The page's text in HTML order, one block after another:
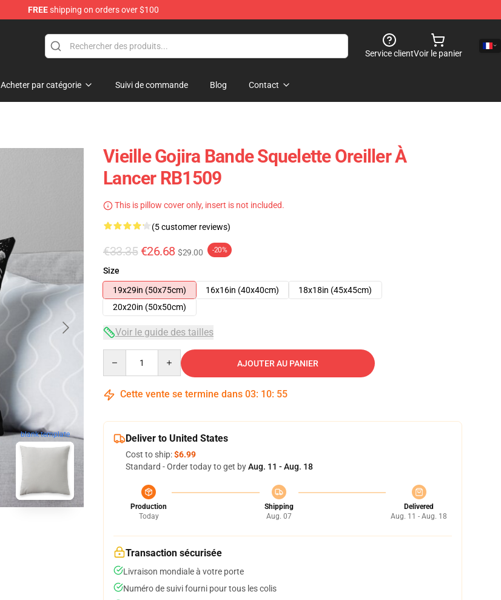
FREEshipping on orders over $100
Service clientVoir le panier
Acheter par catégorie Suivi de commande Blog Contact
blank template
Vieille Gojira Bande Squelette Oreiller À
Lancer RB1509
This is pillow cover only, insert is not included.
(5 customer reviews)
€33.35 €26.68 $29.00 -20%
Size
19x29in (50x75cm)
16x16in (40x40cm)
18x18in (45x45cm)
20x20in (50x50cm)
Voir le guide des tailles
AJOUTER AU PANIER
Cette vente se termine dans 03: 10: 54
Deliver to United States
Cost to ship:$6.99
Standard - Order today to get byAug. 11 - Aug. 18
Production
Today
Shipping
Aug. 07
Delivered
Aug. 11 - Aug. 18
Transaction sécurisée
Livraison mondiale à votre porte
Numéro de suivi fourni pour tous les colis